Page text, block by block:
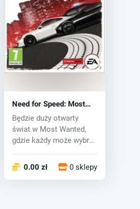
Need for Speed​​: Most
Wanted 2 (PS3) key
Będzie duży otwarty
świat w Most Wanted,
gdzie każdy może wybrać
0.00 zł 0 sklepy